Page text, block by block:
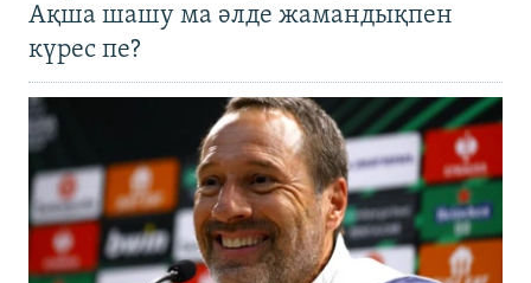
Ақша шашу ма әлде жамандықпен
күрес пе?